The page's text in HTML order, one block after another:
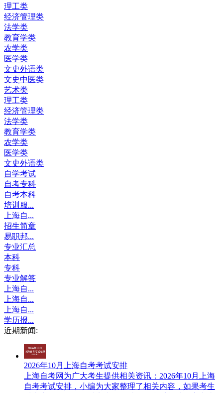
理工类
经济管理类
法学类
教育学类
农学类
医学类
文史外语类
文史中医类
艺术类
理工类
经济管理类
法学类
教育学类
农学类
医学类
文史外语类
自学考试
自考专科
自考本科
培训服...
上海自...
招生简章
易职邦...
专业汇总
本科
专科
专业解答
上海自...
上海自...
上海自...
学历报...
近期新闻:
2026年10月上海自考考试安排
上海自考网​为广大考生提供相关资讯：2026年10月上海
自考考试安排，小编为大家整理了相关内容，如果考生